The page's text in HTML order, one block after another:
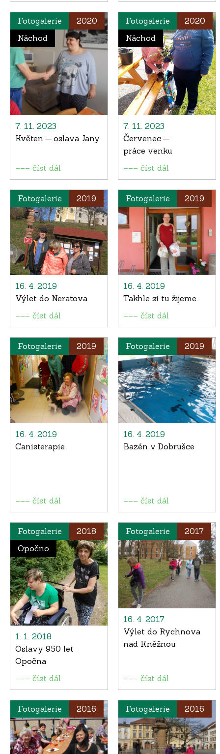
Fotogalerie
2020
Náchod
7. 11. 2023
Květen — oslava Jany
––– číst dál
Fotogalerie
2020
Náchod
7. 11. 2023
Červenec —
práce venku
––– číst dál
Fotogalerie 2019
16. 4. 2019
Výlet do Neratova
––– číst dál
Fotogalerie 2019
16. 4. 2019
Takhle si tu žijeme…
––– číst dál
Fotogalerie 2019
16. 4. 2019
Canisterapie
––– číst dál
Fotogalerie 2019
16. 4. 2019
Bazén v Dobrušce
––– číst dál
Fotogalerie
2018
Opočno
1. 1. 2018
Oslavy 950 let
Opočna
––– číst dál
Fotogalerie 2017
16. 4. 2017
Výlet do Rychnova
nad Kněžnou
––– číst dál
Fotogalerie 2016 Fotogalerie 2016